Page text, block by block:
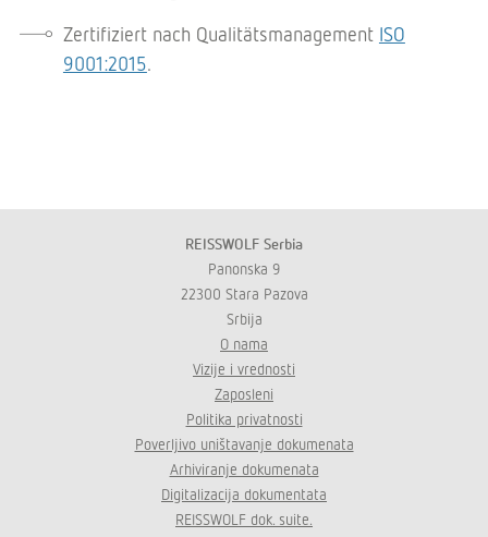
Zertifiziert nach Qualitätsmanagement ISO
9001:2015.
REISSWOLF Serbia
Panonska 9
22300 Stara Pazova
Srbija
O nama
Vizije i vrednosti
Zaposleni
Politika privatnosti
Poverljivo uništavanje dokumenata
Arhiviranje dokumenata
Digitalizacija dokumentata
REISSWOLF dok. suite.